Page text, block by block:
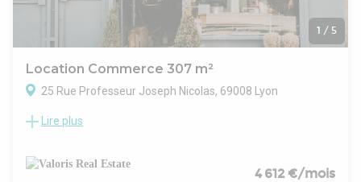
1 / 5
Location Commerce 307 m²
25 Rue Professeur Joseph Nicolas, 69008 Lyon
Valoris Real Estate vous propose en rez-de-chaussée, ce
développer votre activité dans un quartier animé et bien
fréquenté. Avec une surface généreuse, ce bien est
Lire plus
4 612 €/mois